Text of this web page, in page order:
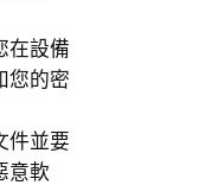
在設備
您的密
件並要
意軟